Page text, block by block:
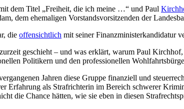
dem Titel „Freiheit, die ich meine …“ und Paul
dem ehemaligen Vorstandsvorsitzenden der
die offensichtlich mit seiner Finanzministerkandidatur
geschieht – und was erklärt, warum Paul Kirchhof,
Politikern und den professionellen
Jahren diese Gruppe finanziell und
Erfahrung als Strafrichterin im Bereich schwerer
die Chance hätten, wie sie eben in diesen